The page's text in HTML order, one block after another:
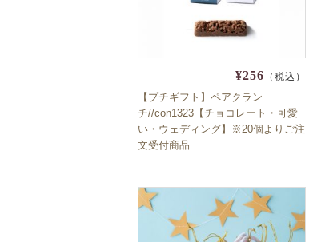
¥256 （税込）
【プチギフト】ペアクラン
チ//con1323【チョコレート・可愛
い・ウェディング】※20個よりご注
文受付商品